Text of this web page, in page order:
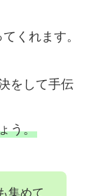
くれます。
をして手伝
う。
集めて